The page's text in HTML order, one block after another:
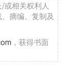
或相关权利人
摘编、复制及
，获得书面